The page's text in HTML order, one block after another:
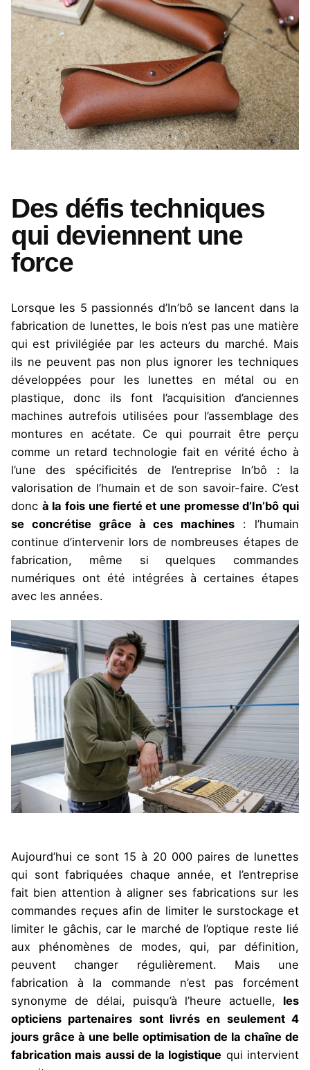
Des défis techniques
qui deviennent une
force
Lorsque les 5 passionnés d’In’bô se lancent dans la
fabrication de lunettes, le bois n’est pas une matière
qui est privilégiée par les acteurs du marché. Mais
ils ne peuvent pas non plus ignorer les techniques
développées pour les lunettes en métal ou en
plastique, donc ils font l’acquisition d’anciennes
machines autrefois utilisées pour l’assemblage des
montures en acétate. Ce qui pourrait être perçu
comme un retard technologie fait en vérité écho à
l’une des spécificités de l’entreprise In’bô : la
valorisation de l’humain et de son savoir-faire. C’est
donc à la fois une fierté et une promesse d’In’bô qui
se concrétise grâce à ces machines : l’humain
continue d’intervenir lors de nombreuses étapes de
fabrication, même si quelques commandes
numériques ont été intégrées à certaines étapes
avec les années.
Aujourd’hui ce sont 15 à 20 000 paires de lunettes
qui sont fabriquées chaque année, et l’entreprise
fait bien attention à aligner ses fabrications sur les
commandes reçues afin de limiter le surstockage et
limiter le gâchis, car le marché de l’optique reste lié
aux phénomènes de modes, qui, par définition,
peuvent changer régulièrement. Mais une
fabrication à la commande n’est pas forcément
synonyme de délai, puisqu’à l’heure actuelle, les
opticiens partenaires sont livrés en seulement 4
jours grâce à une belle optimisation de la chaîne de
fabrication mais aussi de la logistique qui intervient